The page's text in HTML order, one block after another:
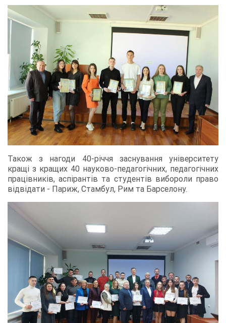
Також з нагоди 40-річчя заснування університету
кращі з кращих 40 науково-педагогічних, педагогічних
працівників, аспірантів та студентів вибороли право
відвідати - Париж, Стамбул, Рим та Барселону.